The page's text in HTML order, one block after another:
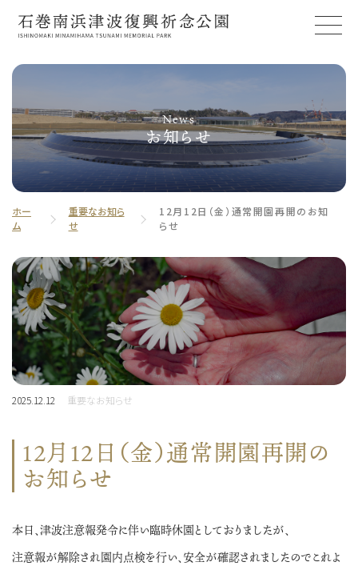
News
お知らせ
ホー
ム
重要なお知ら
せ
12月12日（金）通常開園再開のお知
らせ
2025.12.12 重要なお知らせ
12月12日（金）通常開園再開の
お知らせ
本日、津波注意報発令に伴い臨時休園としておりましたが、
注意報が解除され園内点検を行い、安全が確認されましたのでこれよ